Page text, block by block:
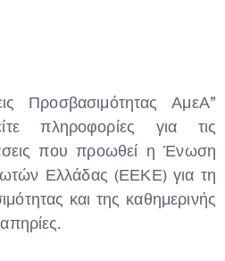
Προσβασιμότητας ΑμεΑ”
πληροφορίες για τις
που προωθεί η Ένωση
Ελλάδας (ΕΕΚΕ) για τη
και της καθημερινής